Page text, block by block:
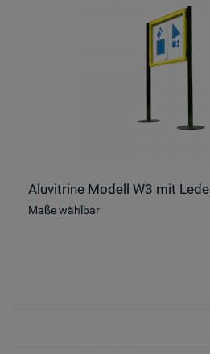
Aluvitrine Modell W3 mit
Maße wählbar